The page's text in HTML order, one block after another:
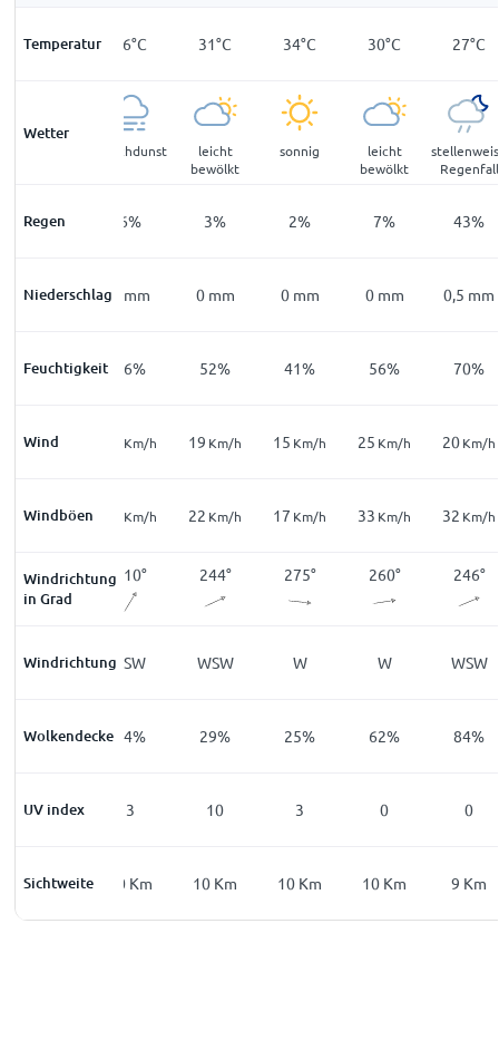
Temperatur
24°C 26°C 31°C 34°C 30°C 27°C
Wetter
Rauchdunst
leicht
bewölkt
sonnig
leicht
bewölkt
Regenfall
Regen
13% 6% 3% 2% 7% 43%
Niederschlag
0 mm 0 mm 0 mm 0 mm 0 mm 0,5 mm
Feuchtigkeit
78% 66% 52% 41% 56% 70%
Wind
17Km/h Km/h 19 Km/h 15 Km/h 25 Km/h 20Km/h
Windböen
27Km/h Km/h 22 Km/h 17 Km/h 33 Km/h 32 Km/h
Windrichtung
in Grad
215° 210° 244° 275° 260° 246°
Windrichtung
SW SSW WSW W W WSW
Wolkendecke
46% 24% 29% 25% 62% 84%
UV index
0 3 10 3 0 0
Sichtweite
6Km 10 Km 10 Km 10 Km 10 Km 9 Km